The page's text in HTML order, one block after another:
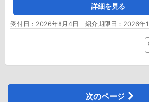
詳細を見る
受付日：2026年8月4日 紹介期限日：2026年
次のページ